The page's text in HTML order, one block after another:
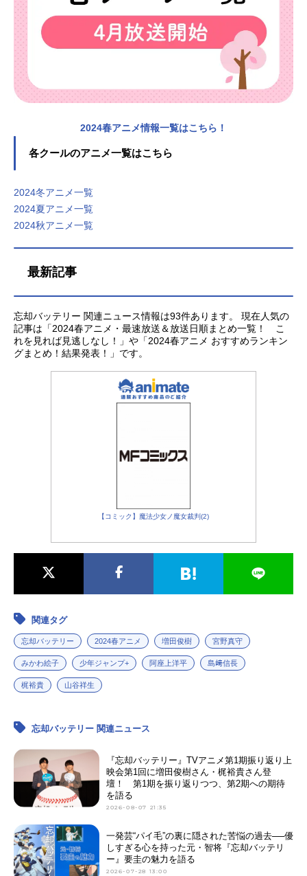
2024春アニメ情報一覧はこちら！
各クールのアニメ一覧はこちら
2024冬アニメ一覧
2024夏アニメ一覧
2024秋アニメ一覧
最新記事
忘却バッテリー 関連ニュース情報は93件あります。 現在人気の
記事は「2024春アニメ・最速放送＆放送日順まとめ一覧！ こ
れを見れば見逃しなし！」や「2024春アニメ おすすめランキン
グまとめ！結果発表！」です。
【コミック】魔法少女ノ魔女裁判(2)
関連タグ
忘却バッテリー 2024春アニメ 増田俊樹 宮野真守
みかわ絵子 少年ジャンプ+ 阿座上洋平 島﨑信長
梶裕貴 山谷祥生
忘却バッテリー 関連ニュース
『忘却バッテリー』TVアニメ第1期振り返り上
映会第1回に増田俊樹さん・梶裕貴さん登
壇！ 第1期を振り返りつつ、第2期への期待
を語る
2026-08-07 21:35
一発芸“パイ毛”の裏に隠された苦悩の過去──優
しすぎる心を持った元・智将『忘却バッテリ
ー』要圭の魅力を語る
2026-07-28 13:00